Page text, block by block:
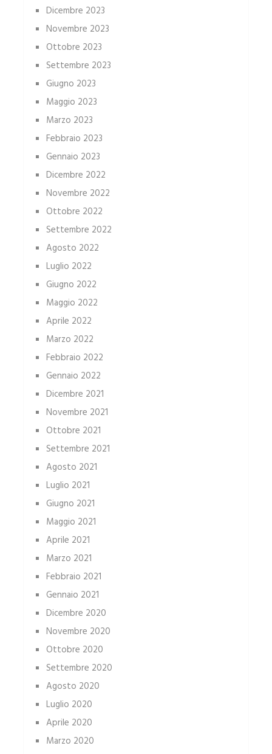
Dicembre 2023
Novembre 2023
Ottobre 2023
Settembre 2023
Giugno 2023
Maggio 2023
Marzo 2023
Febbraio 2023
Gennaio 2023
Dicembre 2022
Novembre 2022
Ottobre 2022
Settembre 2022
Agosto 2022
Luglio 2022
Giugno 2022
Maggio 2022
Aprile 2022
Marzo 2022
Febbraio 2022
Gennaio 2022
Dicembre 2021
Novembre 2021
Ottobre 2021
Settembre 2021
Agosto 2021
Luglio 2021
Giugno 2021
Maggio 2021
Aprile 2021
Marzo 2021
Febbraio 2021
Gennaio 2021
Dicembre 2020
Novembre 2020
Ottobre 2020
Settembre 2020
Agosto 2020
Luglio 2020
Aprile 2020
Marzo 2020